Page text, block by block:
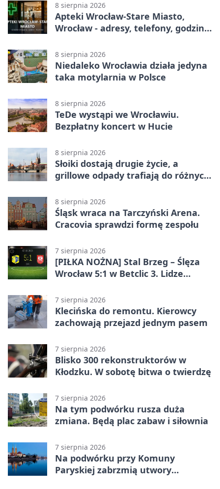
8 sierpnia 2026
Apteki Wrocław-Stare Miasto,
Wrocław - adresy, telefony, godziny
8 sierpnia 2026
Niedaleko Wrocławia działa jedyna
taka motylarnia w Polsce
8 sierpnia 2026
TeDe wystąpi we Wrocławiu.
Bezpłatny koncert w Hucie
8 sierpnia 2026
Słoiki dostają drugie życie, a
grillowe odpady trafiają do różnych
8 sierpnia 2026
Śląsk wraca na Tarczyński Arena.
Cracovia sprawdzi formę zespołu
7 sierpnia 2026
[PIŁKA NOŻNA] Stal Brzeg – Ślęza
Wrocław 5:1 w Betclic 3. Lidze
porażka wrocławian
7 sierpnia 2026
Klecińska do remontu. Kierowcy
zachowają przejazd jednym pasem
7 sierpnia 2026
Blisko 300 rekonstruktorów w
Kłodzku. W sobotę bitwa o twierdzę
7 sierpnia 2026
Na tym podwórku rusza duża
zmiana. Będą plac zabaw i siłownia
7 sierpnia 2026
Na podwórku przy Komuny
Paryskiej zabrzmią utwory